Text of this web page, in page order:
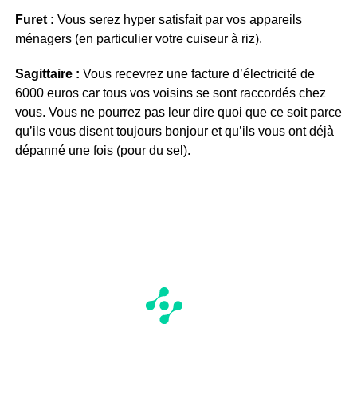
Furet : Vous serez hyper satisfait par vos appareils
ménagers (en particulier votre cuiseur à riz).
Sagittaire : Vous recevrez une facture d’électricité de
6000 euros car tous vos voisins se sont raccordés chez
vous. Vous ne pourrez pas leur dire quoi que ce soit parce
qu’ils vous disent toujours bonjour et qu’ils vous ont déjà
dépanné une fois (pour du sel).